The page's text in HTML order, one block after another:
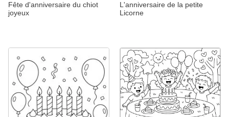
Fête d'anniversaire du chiot
joyeux
L'anniversaire de la petite
Licorne